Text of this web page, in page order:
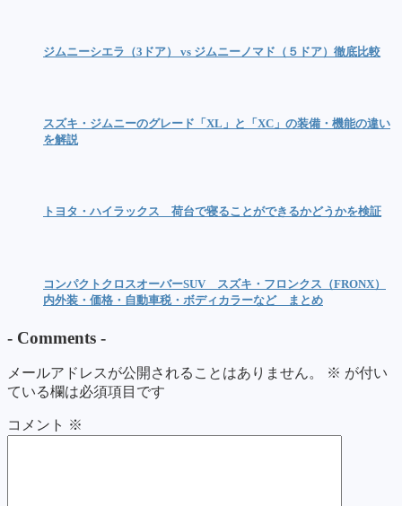
ジムニーシエラ（3ドア） vs ジムニーノマド（５ドア）徹底比較
スズキ・ジムニーのグレード「XL」と「XC」の装備・機能の違い
を解説
トヨタ・ハイラックス 荷台で寝ることができるかどうかを検証
コンパクトクロスオーバーSUV スズキ・フロンクス（FRONX）
内外装・価格・自動車税・ボディカラーなど まとめ
- Comments -
メールアドレスが公開されることはありません。 ※ が付い
ている欄は必須項目です
コメント ※